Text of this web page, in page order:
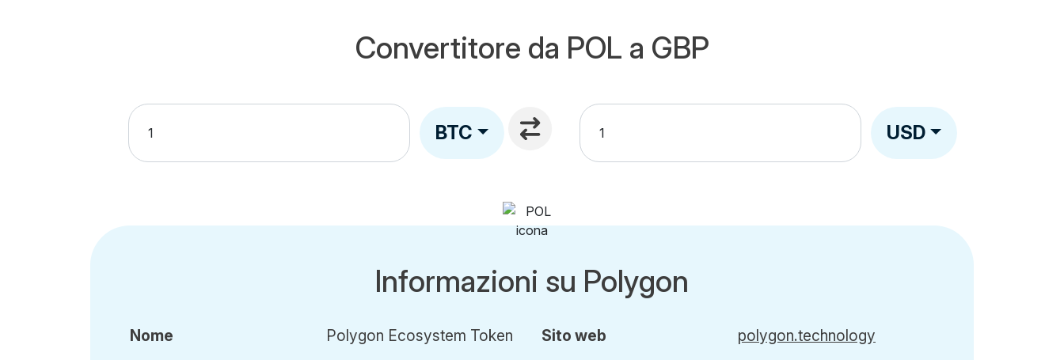
Convertitore da POL a GBP
BTC USD
Informazioni su Polygon
Nome
Polygon Ecosystem Token
Sito web
polygon.technology